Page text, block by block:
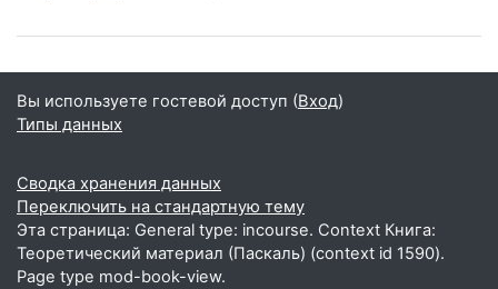
Вы используете гостевой доступ (Вход)
Типы данных
Сводка хранения данных
Переключить на стандартную тему
Эта страница: General type: incourse. Context Книга:
Теоретический материал (Паскаль) (context id 1590).
Page type mod-book-view.